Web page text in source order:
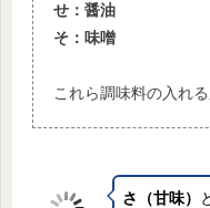
せ：醤油
そ：味噌
これら調味料の入れ
さ（甘味）